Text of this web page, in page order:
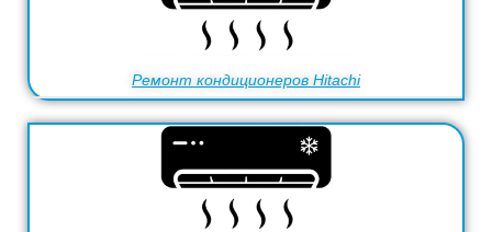
Ремонт кондиционеров Hitachi